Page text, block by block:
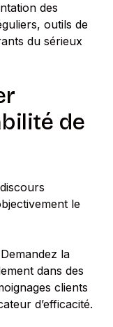
des
outils de
du sérieux
de
le
la
dans des
clients
d’efficacité.